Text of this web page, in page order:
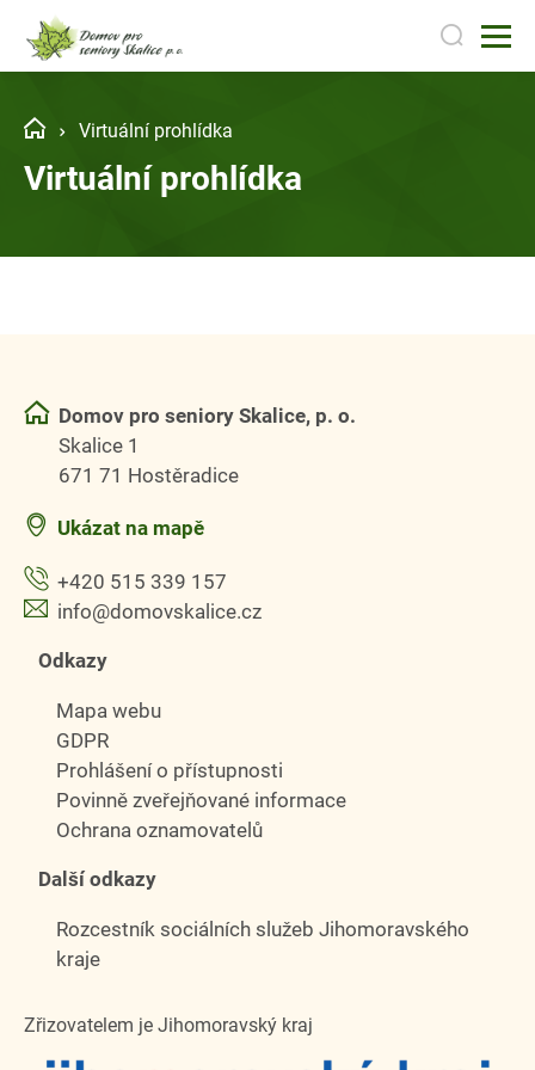
Virtuální prohlídka
Virtuální prohlídka
Domov pro seniory Skalice, p. o.
Skalice 1
671 71 Hostěradice
Ukázat na mapě
+420 515 339 157
info@domovskalice.cz
Odkazy
Mapa webu
GDPR
Prohlášení o přístupnosti
Povinně zveřejňované informace
Ochrana oznamovatelů
Další odkazy
Rozcestník sociálních služeb Jihomoravského
kraje
Zřizovatelem je Jihomoravský kraj